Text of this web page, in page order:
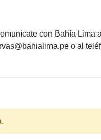
con Bahía Lima
o al